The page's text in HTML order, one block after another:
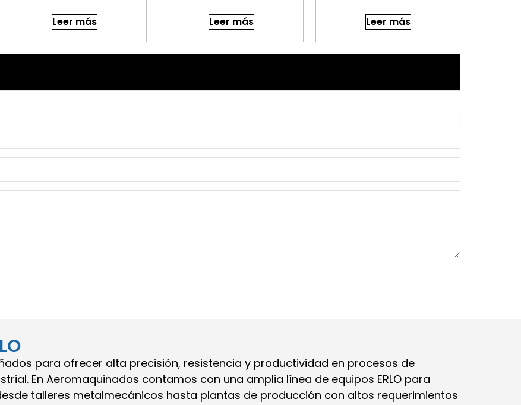
Leer más Leer más Leer más
para ofrecer alta precisión, resistencia y productividad en procesos de
En Aeromaquinados contamos con una amplia línea de equipos ERLO para
talleres metalmecánicos hasta plantas de producción con altos requerimientos